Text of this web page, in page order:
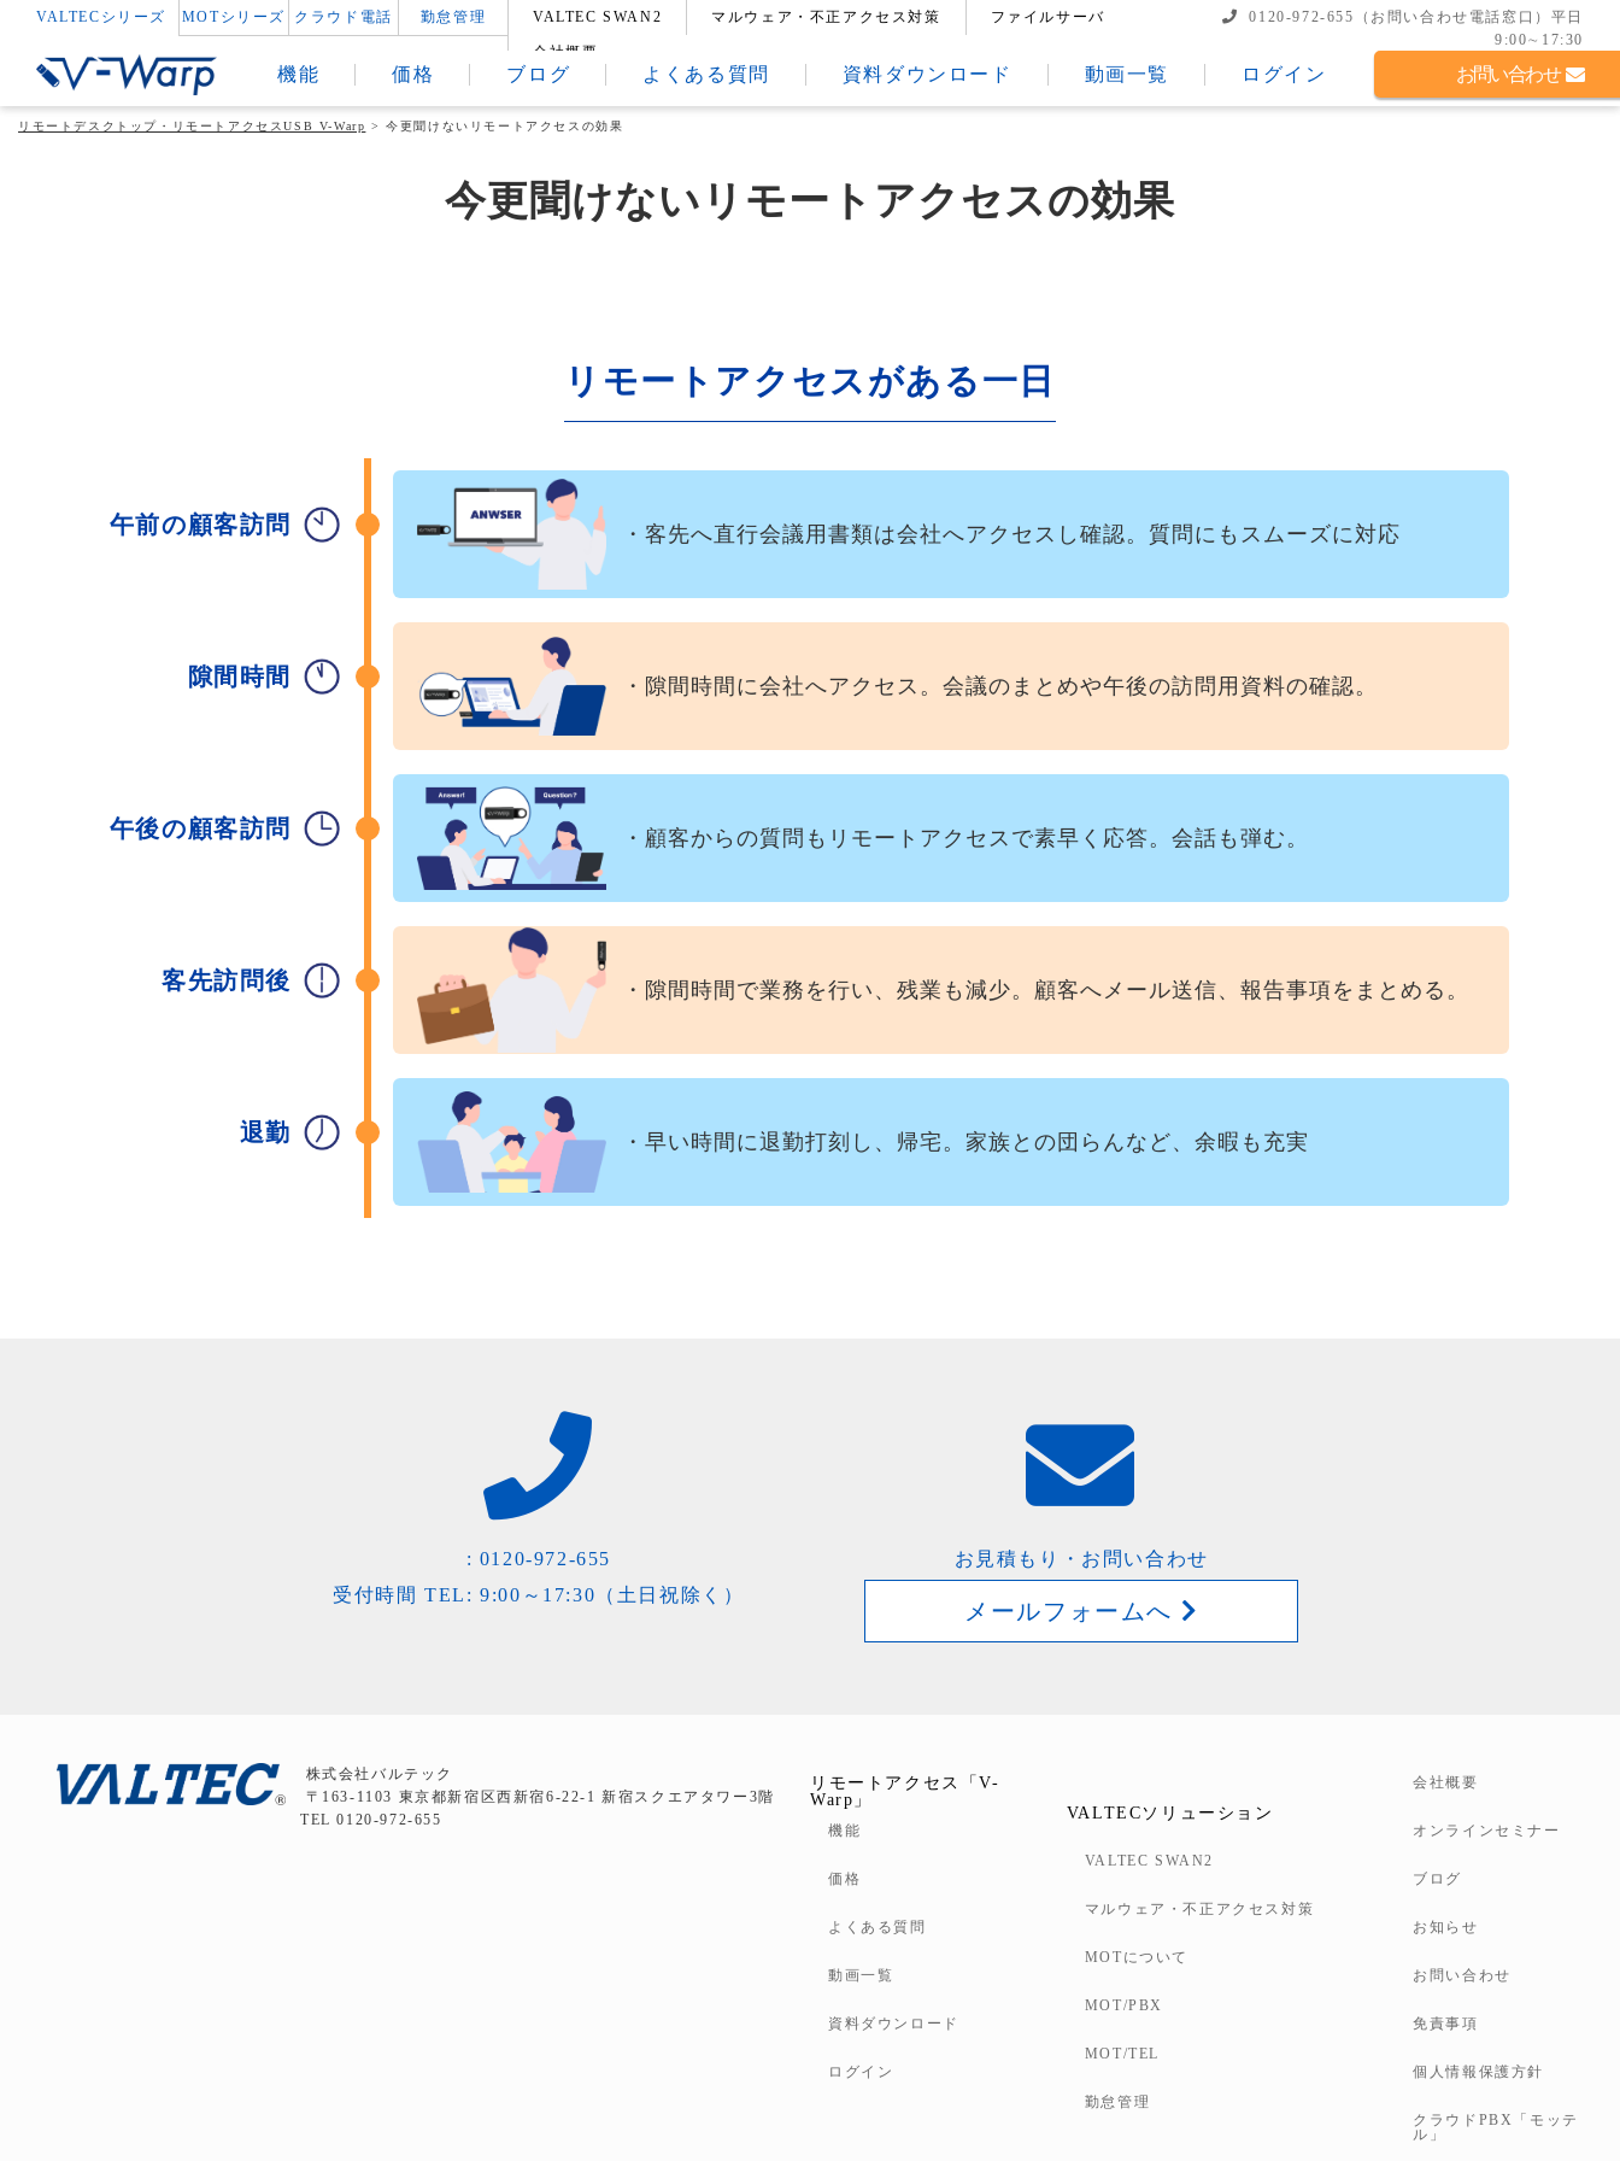
VALTECシリーズ MOTシリーズ クラウド電話 勤怠管理 VALTEC SWAN2 マルウェア・不正アクセス対策 ファイルサーバ
会社概要
0120-972-655 （お問い合わせ電話窓口） 平日
9:00∼17:30
機能 価格 ブログ よくある質問 資料ダウンロード 動画一覧 ログイン お問い合わせ
リモートデスクトップ・リモートアクセスUSB V-Warp >今更聞けないリモートアクセスの効果
今更聞けないリモートアクセスの効果
リモートアクセスがある一日
午前の顧客訪問 ・客先へ直行会議用書類は会社へアクセスし確認。質問にもスムーズに対応
隙間時間 ・隙間時間に会社へアクセス。会議のまとめや午後の訪問用資料の確認。
午後の顧客訪問 ・顧客からの質問もリモートアクセスで素早く応答。会話も弾む。
客先訪問後 ・隙間時間で業務を行い、残業も減少。顧客へメール送信、報告事項をまとめる。
退勤 ・早い時間に退勤打刻し、帰宅。家族との団らんなど、余暇も充実
: 0120-972-655
受付時間 TEL: 9:00～17:30（土日祝除く）
お見積もり・お問い合わせ
メールフォームへ
株式会社バルテック
〒163-1103 東京都新宿区西新宿6-22-1 新宿スクエアタワー3階
TEL 0120-972-655
リモートアクセス「V-
Warp」
機能
価格
よくある質問
動画一覧
資料ダウンロード
ログイン
VALTECソリューション
VALTEC SWAN2
マルウェア・不正アクセス対策
MOTについて
MOT/PBX
MOT/TEL
勤怠管理
会社概要
オンラインセミナー
ブログ
お知らせ
お問い合わせ
免責事項
個人情報保護方針
クラウドPBX「モッテ
ル」